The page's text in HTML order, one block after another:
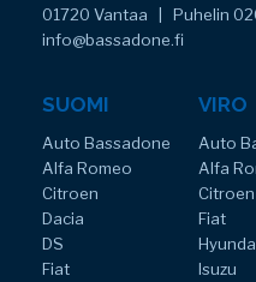
01720 Vantaa | Puhelin
info@bassadone.fi
SUOMI
Auto Bassadone
Alfa Romeo
Citroen
Dacia
DS
Fiat
VIRO
Auto
Alfa
Citroen
Fiat
Isuzu